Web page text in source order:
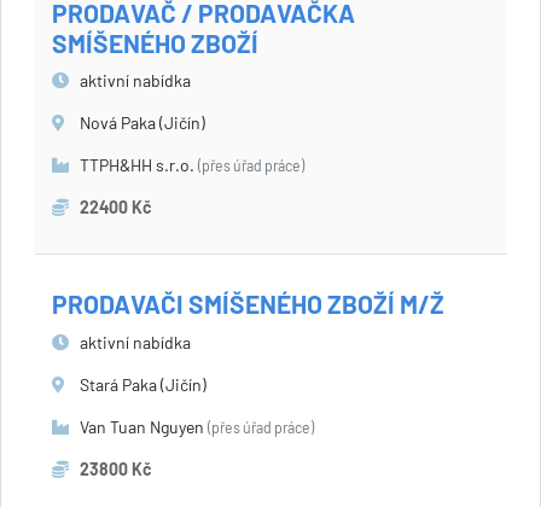
PRODAVAČ / PRODAVAČKA
SMÍŠENÉHO ZBOŽÍ
aktivní nabídka
Nová Paka (Jičín)
TTPH&HH s.r.o. (přes úřad práce)
22400 Kč
PRODAVAČI SMÍŠENÉHO ZBOŽÍ M/Ž
aktivní nabídka
Stará Paka (Jičín)
Van Tuan Nguyen (přes úřad práce)
23800 Kč